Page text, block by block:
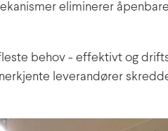
eliminerer
behov - effektivt og
leverandører